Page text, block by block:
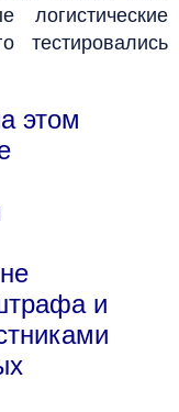
логистические
тестировались
этом
и